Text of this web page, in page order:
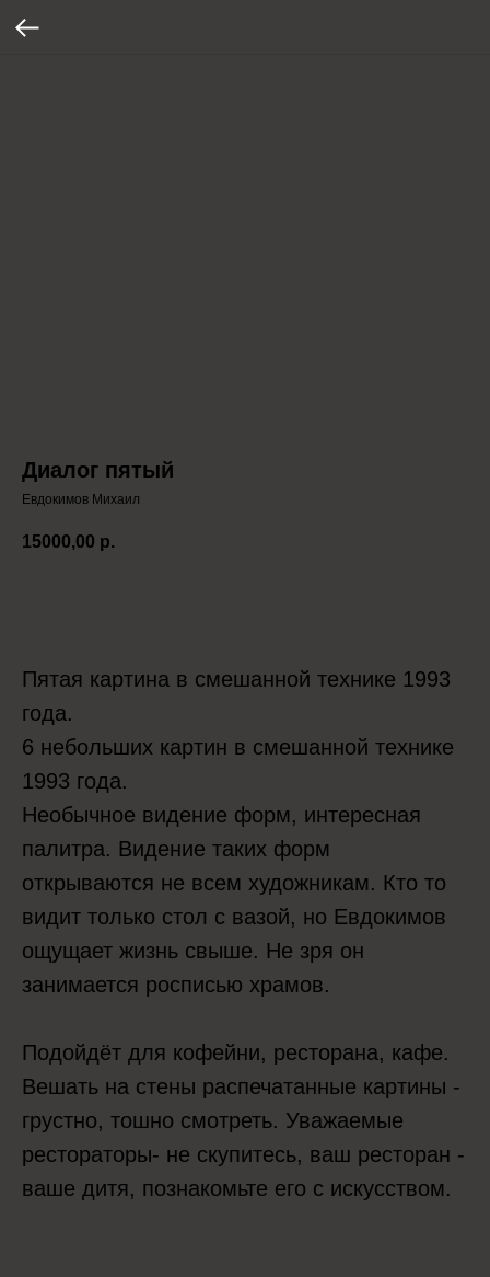
Диалог пятый
Евдокимов Михаил
15000,00 р.
Пятая картина в смешанной технике 1993
года.
6 небольших картин в смешанной технике
1993 года.
Необычное видение форм, интересная
палитра. Видение таких форм
открываются не всем художникам. Кто то
видит только стол с вазой, но Евдокимов
ощущает жизнь свыше. Не зря он
занимается росписью храмов.
Подойдёт для кофейни, ресторана, кафе.
Вешать на стены распечатанные картины -
грустно, тошно смотреть. Уважаемые
рестораторы- не скупитесь, ваш ресторан -
ваше дитя, познакомьте его с искусством.